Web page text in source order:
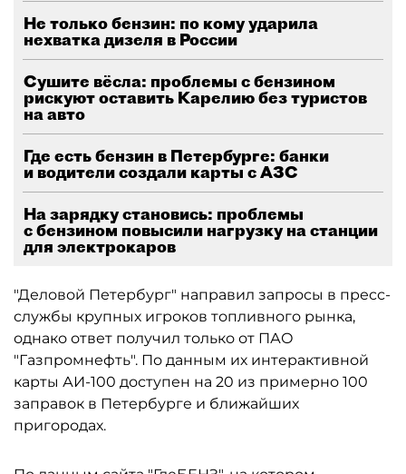
Не только бензин: по кому ударила
нехватка дизеля в России
Сушите вёсла: проблемы с бензином
рискуют оставить Карелию без туристов
на авто
Где есть бензин в Петербурге: банки
и водители создали карты с АЗС
На зарядку становись: проблемы
с бензином повысили нагрузку на станции
для электрокаров
"Деловой Петербург" направил запросы в пресс-
службы крупных игроков топливного рынка,
однако ответ получил только от ПАО
"Газпромнефть". По данным их интерактивной
карты АИ-100 доступен на 20 из примерно 100
заправок в Петербурге и ближайших
пригородах.